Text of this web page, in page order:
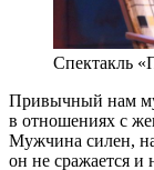
Спектакль
Привычный нам
в отношениях с
Мужчина силен,
он не сражается и